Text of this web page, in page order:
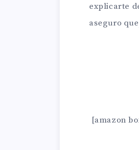
explicarte
aseguro
[amazon